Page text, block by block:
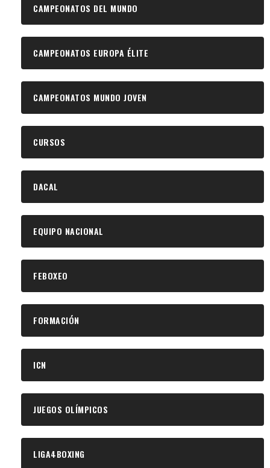
CAMPEONATOS DEL MUNDO
CAMPEONATOS EUROPA ÉLITE
CAMPEONATOS MUNDO JOVEN
CURSOS
DACAL
EQUIPO NACIONAL
FEBOXEO
FORMACIÓN
ICN
JUEGOS OLÍMPICOS
LIGA4BOXING